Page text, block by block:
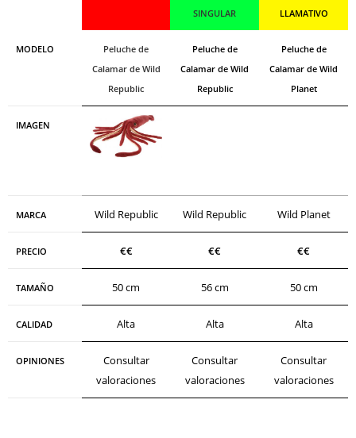
SINGULAR
LLAMATIVO
MODELO
Peluche de
Calamar de Wild
Republic
Peluche de
Calamar de Wild
Republic
Peluche de
Calamar de Wild
Planet
IMAGEN
MARCA Wild Republic Wild Republic Wild Planet
PRECIO €€ €€ €€
TAMAÑO 50 cm 56 cm 50 cm
CALIDAD Alta Alta Alta
OPINIONES
Consultar
valoraciones
Consultar
valoraciones
Consultar
valoraciones